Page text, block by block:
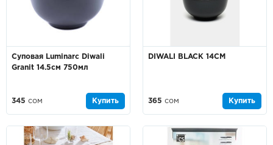
Суповая Luminarc Diwali
Granit 14.5см 750мл
345 сом Купить
DIWALI BLACK 14CM
365 сом Купить